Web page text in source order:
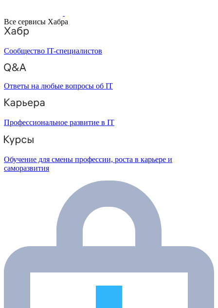
Все сервисы Хабра
Сообщество IT-специалистов
Ответы на любые вопросы об IT
Профессиональное развитие в IT
Обучение для смены профессии, роста в карьере и
саморазвития